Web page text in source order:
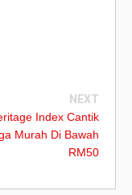
NEXT
Index Cantik
Murah Di Bawah
RM50